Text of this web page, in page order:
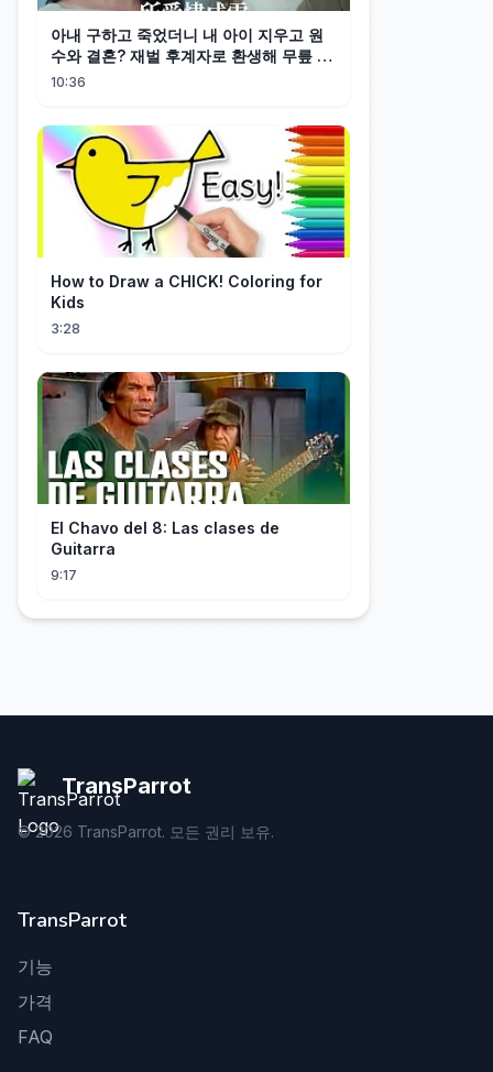
아내 구하고 죽었더니 내 아이 지우고 원
수와 결혼? 재벌 후계자로 환생해 무릎 꿇
은 그녀에게 뱉은 한마디. "더러운 손 치
10:36
How to Draw a CHICK! Coloring for
Kids
3:28
El Chavo del 8: Las clases de
Guitarra
9:17
TransParrot
©2026 TransParrot. 모든 권리 보유.
TransParrot
기능
가격
FAQ